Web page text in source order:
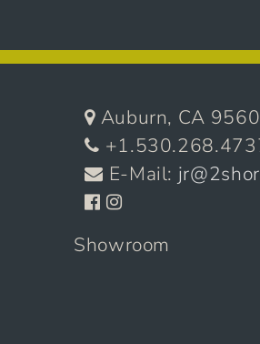
Auburn, CA
E-Mail:
Showroom